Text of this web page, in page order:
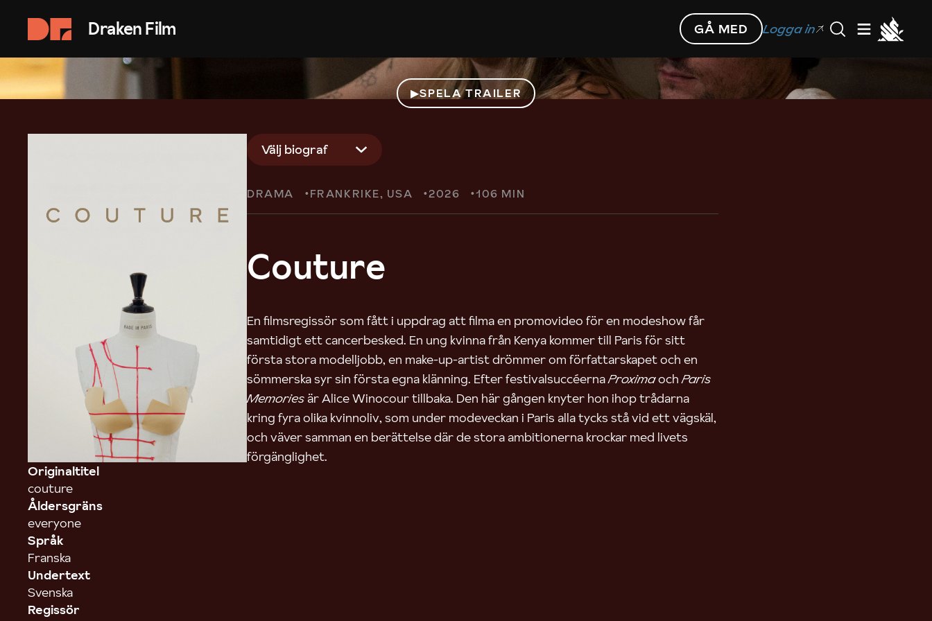
Draken Film GÅ MED Logga in
SPELA TRAILER
Välj biograf
DRAMA FRANKRIKE USA 2026 106 MIN
Couture
En filmsregissör som fått i uppdrag att filma en promovideo för en modeshow får
samtidigt ett cancerbesked. En ung kvinna från Kenya kommer till Paris för sitt
första stora modelljobb, en make-up-artist drömmer om författarskapet och en
sömmerska syr sin första egna klänning. Efter festivalsuccéernaProximaochParis
Memories är Alice Winocour tillbaka. Den här gången knyter hon ihop trådarna
kring fyra olika kvinnoliv, som under modeveckan i Paris alla tycks stå vid ett vägskäl,
och väver samman en berättelse där de stora ambitionerna krockar med livets
förgänglighet.
Originaltitel
couture
Åldersgräns
everyone
Språk
Franska
Undertext
Svenska
Regissör